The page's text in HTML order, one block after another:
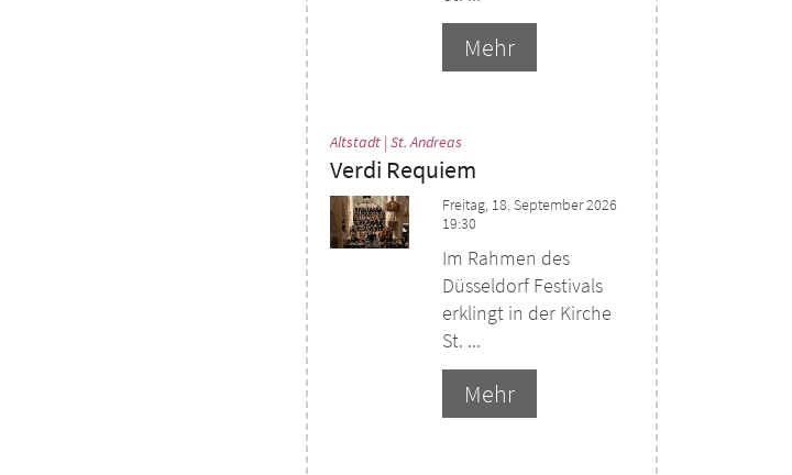
Mehr
Altstadt | St. Andreas
Verdi Requiem
Freitag, 18. September 2026
19:30
Im Rahmen des
Düsseldorf Festivals
erklingt in der Kirche
St. ...
Mehr